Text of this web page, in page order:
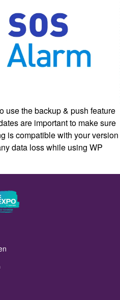
use the backup & push feature
are important to make sure
is compatible with your version
data loss while using WP